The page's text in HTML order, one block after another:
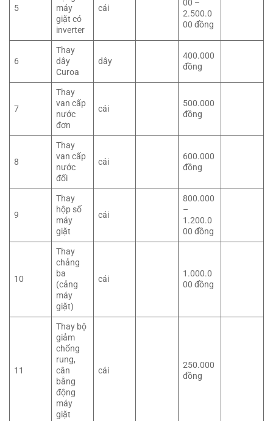
5
máy
giặt có
inverter
cái
00 –
2.500.0
00 đồng
6
Thay
dây
Curoa
dây
400.000
đồng
7
Thay
van cấp
nước
đơn
cái
500.000
đồng
8
Thay
van cấp
nước
đối
cái
600.000
đồng
9
Thay
hộp số
máy
giặt
cái
800.000
–
1.200.0
00 đồng
10
Thay
chảng
ba
(cảng
máy
giặt)
cái
1.000.0
00 đồng
11
Thay bộ
giảm
chống
rung,
cân
bằng
động
máy
giặt
cái
250.000
đồng